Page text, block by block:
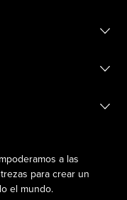
a las
para crear un
el mundo.